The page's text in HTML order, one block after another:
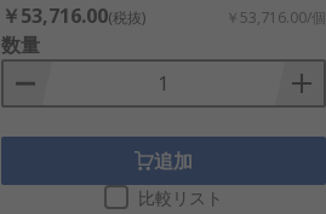
￥53,716.00(税抜) ￥53,716.00/個
数量
追加
比較リスト